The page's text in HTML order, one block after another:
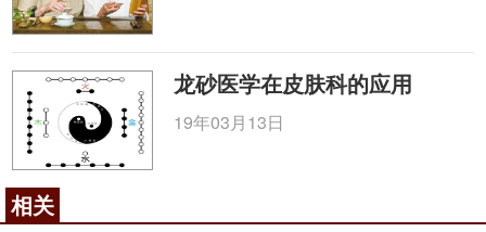
龙砂医学在皮肤科的应用
19年03月13日
相关